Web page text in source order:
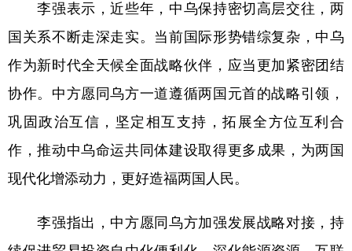
浙江 安徽 福建 江西
山东 河南 湖北 湖南
广东 广西 海南 重庆
四川 贵州 云南 西藏
新疆 内蒙古 黑龙江
李强表示，近些年，中乌保持密切高层交往，两
国关系不断走深走实。当前国际形势错综复杂，中乌
作为新时代全天候全面战略伙伴，应当更加紧密团结
协作。中方愿同乌方一道遵循两国元首的战略引领，
巩固政治互信，坚定相互支持，拓展全方位互利合
作，推动中乌命运共同体建设取得更多成果，为两国
现代化增添动力，更好造福两国人民。
李强指出，中方愿同乌方加强发展战略对接，持